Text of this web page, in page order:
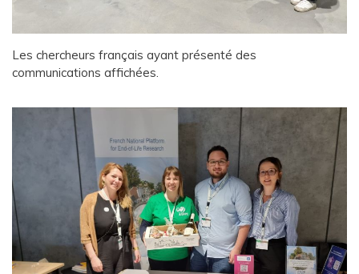
Les chercheurs français ayant présenté des
communications affichées.